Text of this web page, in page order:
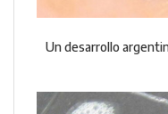
Un desarrollo